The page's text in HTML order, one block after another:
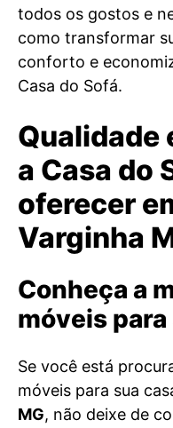
todos os gostos e
como transformar
conforto e
Casa do Sofá.
Qualidade
a Casa do
oferecer
Varginha
Conheça a
móveis para
Se você está
móveis para sua
MG, não deixe de